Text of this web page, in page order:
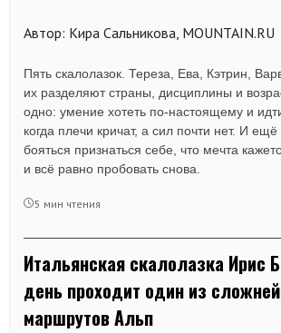
Автор: Кира Сальникова, MOUNTAIN.RU
Пять скалолазок. Тереза, Ева, Кэтрин,
их разделяют страны, дисциплины и
одно: умение хотеть по-настоящему и
когда плечи кричат, а сил почти нет. И
бояться признаться себе, что мечта
и всё равно пробовать снова.
5 мин чтения
Итальянская скалолазка Ирис
день проходит один из
маршрутов Альп